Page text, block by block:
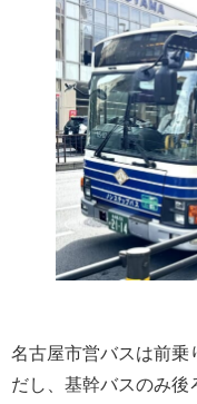
名古屋市営バスは前乗
だし、基幹バスのみ後